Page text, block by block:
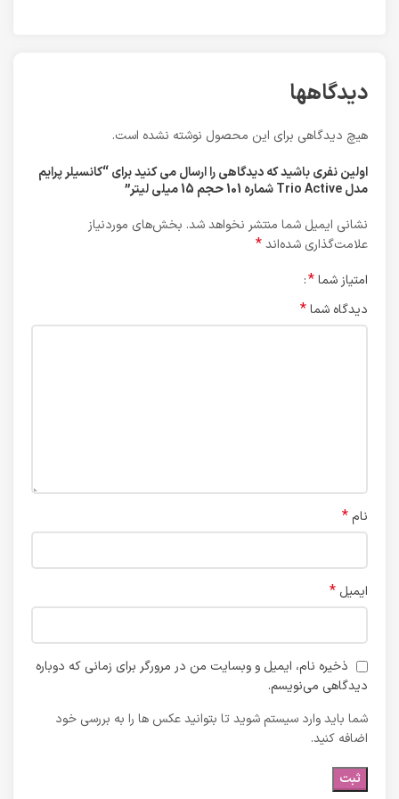
دیدگاهها
هیچ دیدگاهی برای این محصول نوشته نشده است.
اولین نفری باشید که دیدگاهی را ارسال می کنید برای “کانسیلر پرایم
مدل Trio Active شماره 101 حجم 15 میلی لیتر”
نشانی ایمیل شما منتشر نخواهد شد. بخش‌های موردنیاز
علامت‌گذاری شده‌اند*
امتیاز شما*
دیدگاه شما*
نام *
ایمیل *
ذخیره نام، ایمیل و وبسایت من در مرورگر برای زمانی که دوباره
دیدگاهی می‌نویسم.
شما باید وارد سیستم شوید تا بتوانید عکس ها را به بررسی خود
اضافه کنید.